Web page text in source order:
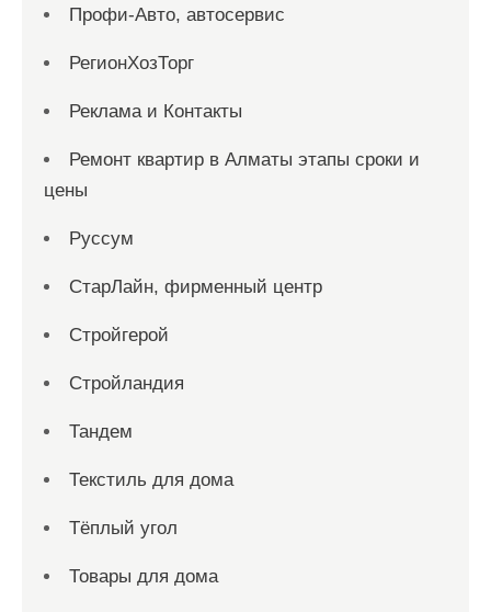
Профи-Авто, автосервис
РегионХозТорг
Реклама и Контакты
Ремонт квартир в Алматы этапы сроки и
цены
Руссум
СтарЛайн, фирменный центр
Стройгерой
Стройландия
Тандем
Текстиль для дома
Тёплый угол
Товары для дома